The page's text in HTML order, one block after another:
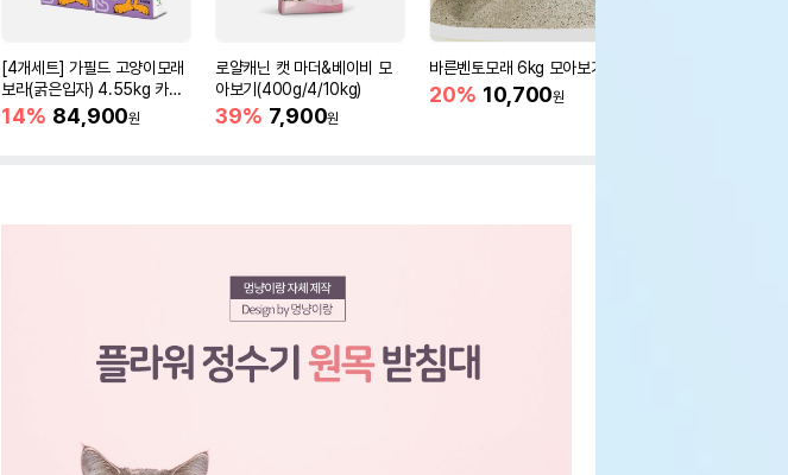
[4개세트] 가필드 고양이모래
보라(굵은입자) 4.55kg 카사
바모래
14% 84,900원
로얄캐닌 캣 마더&베이비 모
아보기(400g/4/10kg)
39% 7,900원
바른벤토모래 6kg 모아보기
20% 10,700원